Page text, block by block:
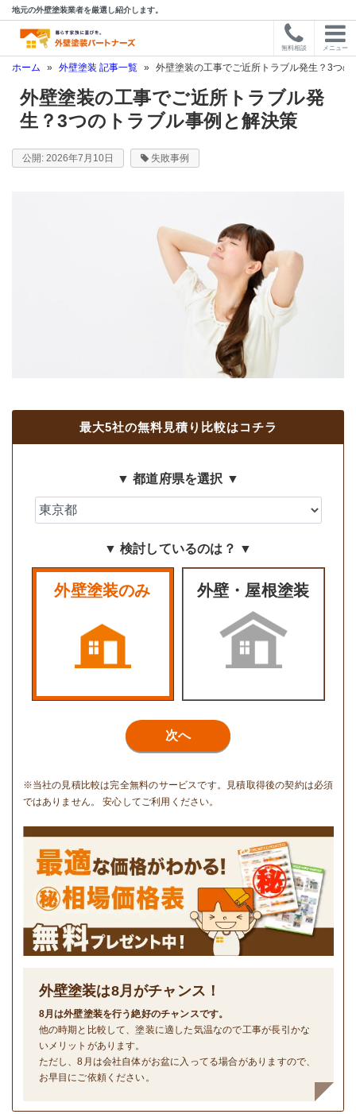
地元の外壁塗装業者を厳選し紹介します。
無料相談 メニュー
ホーム » 外壁塗装 記事一覧 » 外壁塗装の工事でご近所トラブル発生？3つの
外壁塗装の工事でご近所トラブル発
生？3つのトラブル事例と解決策
2026年7月10日 失敗事例
最大5社の無料見積り比較はコチラ
▼ 都道府県を選択 ▼
▼ 検討しているのは？ ▼
外壁塗装のみ 外壁・屋根塗装
次へ
※当社の見積比較は完全無料のサービスです。見積取得後の契約は必須
ではありません。 安心してご利用ください。
外壁塗装は8月がチャンス！
8月は外壁塗装を行う絶好のチャンスです。
他の時期と比較して、塗装に適した気温なので工事が長引かな
いメリットがあります。
ただし、8月は会社自体がお盆に入ってる場合がありますので、
お早目にご依頼ください。